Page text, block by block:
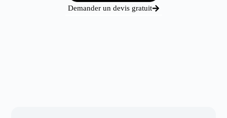
Demander un devis gratuit